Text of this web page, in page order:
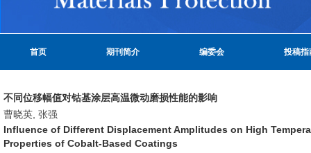
首页 期刊简介 编委会 投稿指
不同位移幅值对钴基涂层高温微动磨损性能的影响
曹晓英, 张强
Influence of Different Displacement Amplitudes on High
Properties of Cobalt-Based Coatings